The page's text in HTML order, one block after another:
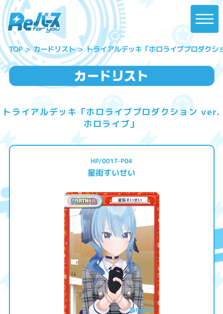
TOP カードリスト トライアルデッキ「ホロライブプロダクシ
トライアルデッキ「ホロライブプロダクション ver.
ホロライブ」
HP/001T-P04
星街すいせい